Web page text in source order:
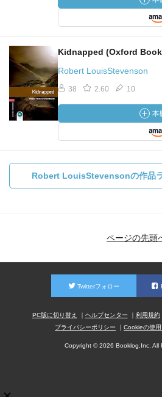
Kidnapped (Oxford
Robert LouisStevenson
38 2.60 10
Robert LouisStevensonの作品
ページの先頭
Twitterフォロー
PC版に切り替え ヘルプセンター 利用規約
プライバシーポリシー
Cookieの使
Copyright © 2026 Booklog,Inc. All